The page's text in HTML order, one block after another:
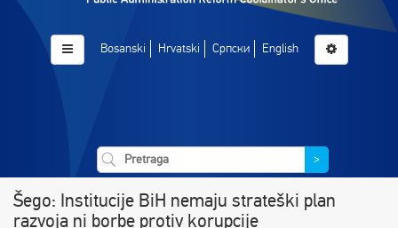
Bosanski Hrvatski Српски English
>
Šego: Institucije BiH nemaju strateški plan
razvoja ni borbe protiv korupcije